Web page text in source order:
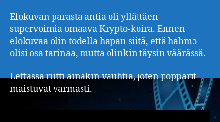
Elokuvan parasta antia oli yllättäen
supervoimia omaava Krypto-koira. Ennen
elokuvaa olin todella hapan siitä, että hahmo
olisi osa tarinaa, mutta olinkin täysin väärässä.
Leffassa riitti ainakin vauhtia, joten popparit
maistuvat varmasti.